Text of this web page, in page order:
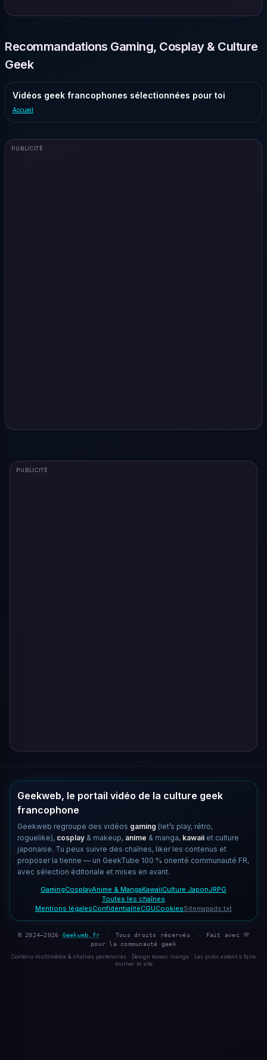
Recommandations Gaming, Cosplay & Culture
Geek
Vidéos geek francophones sélectionnées pour toi
Accueil
PUBLICITÉ
PUBLICITÉ
Geekweb, le portail vidéo de la culture geek
francophone
Geekweb regroupe des vidéos gaming (let’s play, rétro,
roguelike), cosplay & makeup, anime & manga, kawaii et culture
japonaise. Tu peux suivre des chaînes, liker les contenus et
proposer la tienne — un GeekTube 100 % orienté communauté FR,
avec sélection éditoriale et mises en avant.
GamingCosplayAnime & MangaKawaiiCulture JaponJRPG
Toutes les chaînes
Mentions légalesConfidentialitéCGUCookiesSitemapads.txt
© 2024–2026 Geekweb.fr · Tous droits réservés ·
Fait avec 💜
pour la communauté geek
Contenu multimédia & chaînes partenaires · Design kawaii manga · Les pubs aident à faire
tourner le site